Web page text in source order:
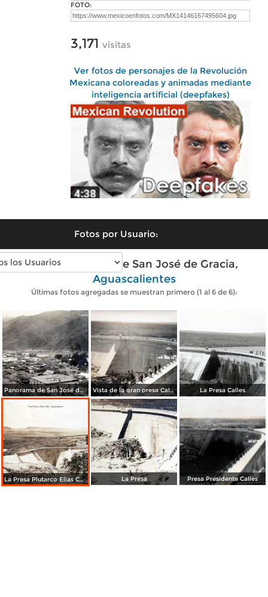
FOTO:
3,171 visitas
Ver fotos de personajes de la Revolución
Mexicana coloreadas y animadas mediante
inteligencia artificial (deepfakes)
Fotos por Usuario:
Fotos antiguas de San José de Gracia,
Aguascalientes
Últimas fotos agregadas se muestran primero (1 al 6 de 6):
Panorama de San José de Gracia ( Circulada el 31 de Agosto de 1909 ). Vista de la gran presa Calles. La Presa Calles
La Presa Plutarco Elias Calles La Presa Presa Presidente Calles